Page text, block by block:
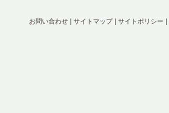
お問い合わせ サイトマップ| サイトポリシー